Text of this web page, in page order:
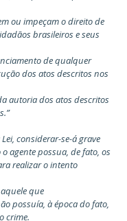
ou impeçam o direito de
brasileiros e seus
de qualquer
dos atos descritos nos
autoria dos atos descritos
considerar-se-á grave
agente possua, de fato, os
realizar o intento
que
possuía, à época do fato,
crime.